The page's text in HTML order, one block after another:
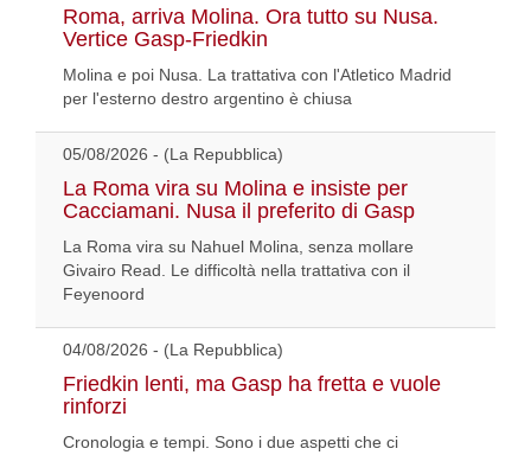
Roma, arriva Molina. Ora tutto su Nusa.
Vertice Gasp-Friedkin
Molina e poi Nusa. La trattativa con l'Atletico Madrid
per l'esterno destro argentino è chiusa
05/08/2026 - (La Repubblica)
La Roma vira su Molina e insiste per
Cacciamani. Nusa il preferito di Gasp
La Roma vira su Nahuel Molina, senza mollare
Givairo Read. Le difficoltà nella trattativa con il
Feyenoord
04/08/2026 - (La Repubblica)
Friedkin lenti, ma Gasp ha fretta e vuole
rinforzi
Cronologia e tempi. Sono i due aspetti che ci